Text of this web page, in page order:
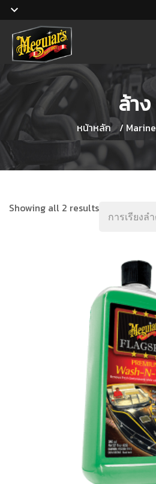
ล้าง
หน้าหลัก / Marine
Showing all 2 results